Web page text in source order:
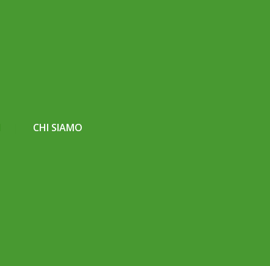
CHI SIAMO